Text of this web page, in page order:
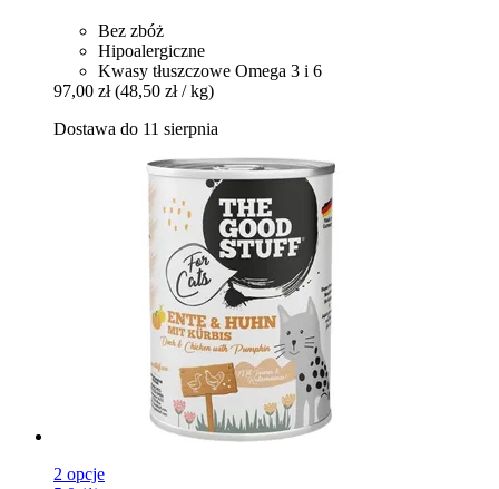
Bez zbóż
Hipoalergiczne
Kwasy tłuszczowe Omega 3 i 6
97,00 zł (48,50 zł / kg)
Dostawa do 11 sierpnia
2 opcje